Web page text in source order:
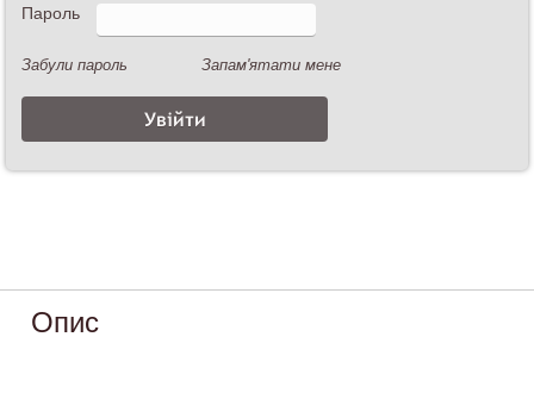
Опис
Пароль
Забули пароль Запам'ятати мене